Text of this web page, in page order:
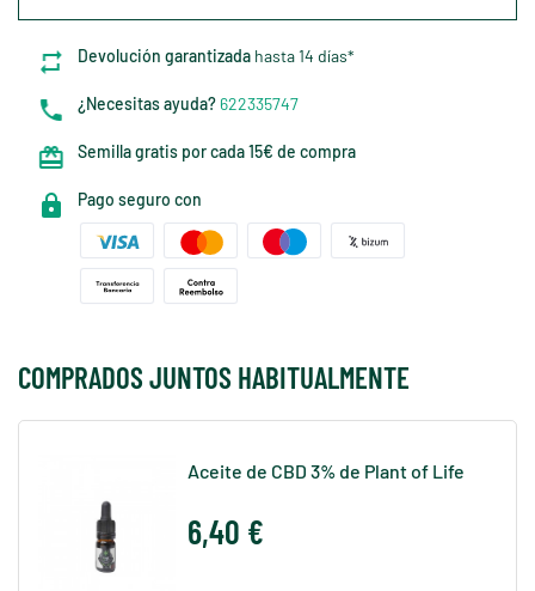
Devolución garantizada hasta 14 días*
¿Necesitas ayuda?622335747
Semilla gratis por cada 15€ de compra
Pago seguro con
COMPRADOS JUNTOS HABITUALMENTE
Aceite de CBD 3% de Plant of Life
6,40 €